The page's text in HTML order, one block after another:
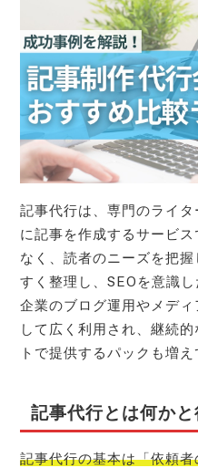
記事代行は、専門のライ
に記事を作成するサービ
なく、読者のニーズを把
すく整理し、SEOを意識
企業のブログ運用やメデ
して広く利用され、継続
トで提供するパックも増え
記事代行とは何かと
記事代行の基本は「依頼